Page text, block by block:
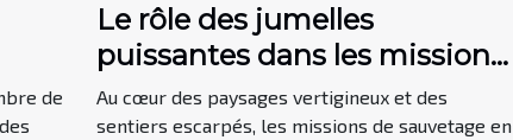
de
Le rôle des jumelles
puissantes dans les missions
de sauvetage en montagne
Au cœur des paysages vertigineux et des
sentiers escarpés, les missions de sauvetage en